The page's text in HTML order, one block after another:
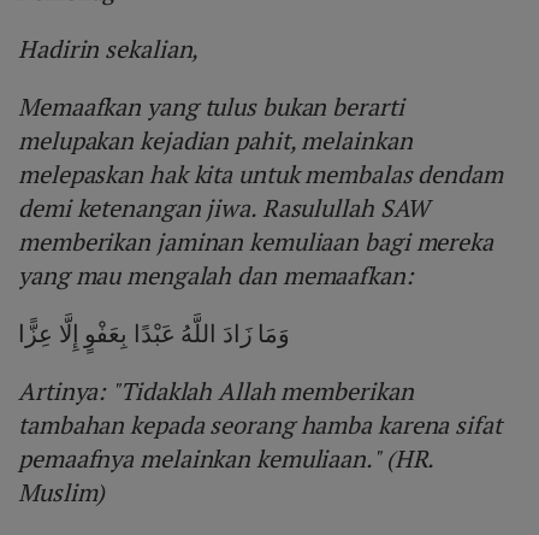
Hadirin sekalian,
Memaafkan yang tulus bukan berarti
melupakan kejadian pahit, melainkan
melepaskan hak kita untuk membalas dendam
demi ketenangan jiwa. Rasulullah SAW
memberikan jaminan kemuliaan bagi mereka
yang mau mengalah dan memaafkan:
وَمَا زَادَ اللَّهُ عَبْدًا بِعَفْوٍ إِلَّا عِزًّا
Artinya: "Tidaklah Allah memberikan
tambahan kepada seorang hamba karena sifat
pemaafnya melainkan kemuliaan." (HR.
Muslim)